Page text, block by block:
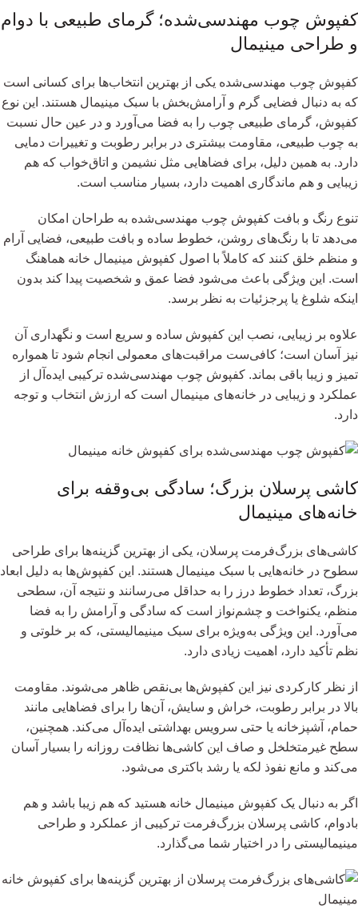
کفپوش چوب مهندسی‌شده؛ گرمای طبیعی با دوام
و طراحی مینیمال
کفپوش چوب مهندسی‌شده یکی از بهترین انتخاب‌ها برای کسانی است
که به دنبال فضایی گرم و آرامش‌بخش با سبک مینیمال هستند. این نوع
کفپوش، گرمای طبیعی چوب را به فضا می‌آورد و در عین حال نسبت
به چوب طبیعی، مقاومت بیشتری در برابر رطوبت و تغییرات دمایی
دارد. به همین دلیل، برای فضاهایی مثل نشیمن و اتاق‌خواب که هم
زیبایی و هم ماندگاری اهمیت دارد، بسیار مناسب است.
تنوع رنگ و بافت کفپوش چوب مهندسی‌شده به طراحان امکان
می‌دهد تا با رنگ‌های روشن، خطوط ساده و بافت طبیعی، فضایی آرام
و منظم خلق کنند که کاملاً با اصول کفپوش مینیمال خانه هماهنگ
است. این ویژگی باعث می‌شود فضا عمق و شخصیت پیدا کند بدون
اینکه شلوغ یا پرجزئیات به نظر برسد.
علاوه بر زیبایی، نصب این کفپوش ساده و سریع است و نگهداری آن
نیز آسان است؛ کافی‌ست مراقبت‌های معمولی انجام شود تا همواره
تمیز و زیبا باقی بماند. کفپوش چوب مهندسی‌شده ترکیبی ایده‌آل از
عملکرد و زیبایی در خانه‌های مینیمال است که ارزش انتخاب و توجه
دارد.
کاشی پرسلان بزرگ؛ سادگی بی‌وقفه برای
خانه‌های مینیمال
کاشی‌های بزرگ‌فرمت پرسلان، یکی از بهترین گزینه‌ها برای طراحی
سطوح در خانه‌هایی با سبک مینیمال هستند. این کفپوش‌ها به دلیل ابعاد
بزرگ، تعداد خطوط درز را به حداقل می‌رسانند و نتیجه آن، سطحی
منظم، یکنواخت و چشم‌نواز است که سادگی و آرامش را به فضا
می‌آورد. این ویژگی به‌ویژه برای سبک مینیمالیستی، که بر خلوتی و
نظم تأکید دارد، اهمیت زیادی دارد.
از نظر کارکردی نیز این کفپوش‌ها بی‌نقص ظاهر می‌شوند. مقاومت
بالا در برابر رطوبت، خراش و سایش، آن‌ها را برای فضاهایی مانند
حمام، آشپزخانه یا حتی سرویس بهداشتی ایده‌آل می‌کند. همچنین،
سطح غیرمتخلخل و صاف این کاشی‌ها نظافت روزانه را بسیار آسان
می‌کند و مانع نفوذ لکه یا رشد باکتری می‌شود.
اگر به دنبال یک کفپوش مینیمال خانه هستید که هم زیبا باشد و هم
بادوام، کاشی پرسلان بزرگ‌فرمت ترکیبی از عملکرد و طراحی
مینیمالیستی را در اختیار شما می‌گذارد.